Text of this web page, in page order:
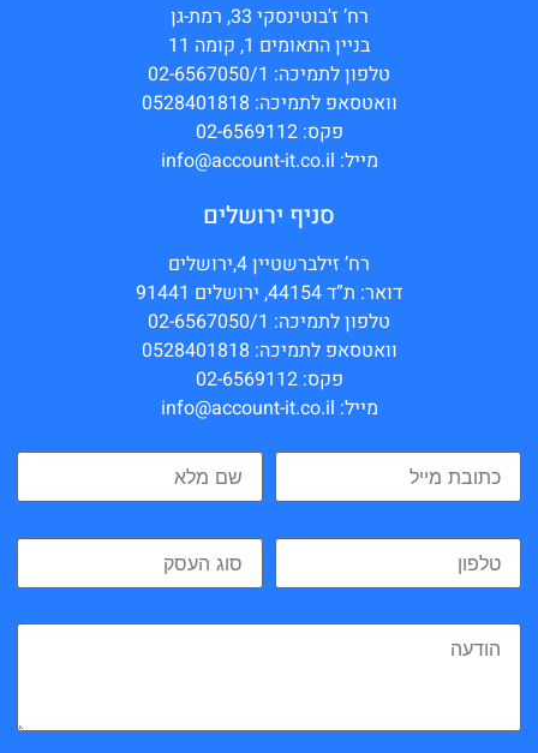
רח’ ז'בוטינסקי 33, רמת-גן
בניין התאומים 1, קומה 11
טלפון לתמיכה: 02-6567050/1
וואטסאפ לתמיכה: 0528401818
פקס: 02-6569112
מייל: info@account-it.co.il
סניף ירושלים
רח’ זילברשטיין 4,ירושלים
דואר: ת”ד 44154, ירושלים 91441
טלפון לתמיכה: 02-6567050/1
וואטסאפ לתמיכה: 0528401818
פקס: 02-6569112
מייל: info@account-it.co.il